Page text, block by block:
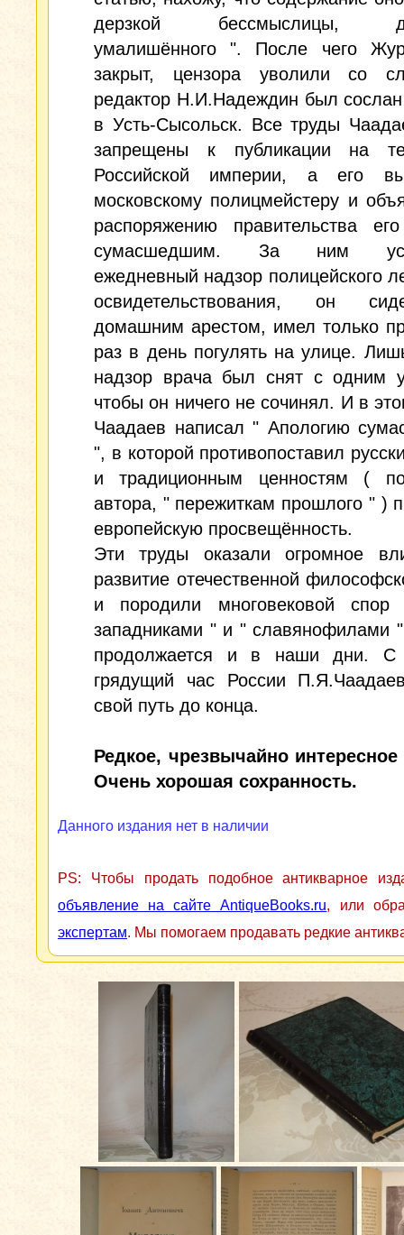
дерзкой бессмыслицы,
умалишённого ". После чего
закрыт, цензора уволили со
редактор Н.И.Надеждин был
в Усть-Сысольск. Все труды
запрещены к публикации на
Российской империи, а его
московскому полицмейстеру и
распоряжению правительства
сумасшедшим. За ним
ежедневный надзор полицейского
освидетельствования, он
домашним арестом, имел только
раз в день погулять на улице.
надзор врача был снят с одним
чтобы он ничего не сочинял. И в
Чаадаев написал " Апологию
", в которой противопоставил
и традиционным ценностям (
автора, " пережиткам прошлого " )
европейскую просвещённость.
Эти труды оказали огромное
развитие отечественной
и породили многовековой
западниками " и " славянофилами
продолжается и в наши дни. С
грядущий час России
свой путь до конца.
Редкое, чрезвычайно интересное
Очень хорошая сохранность.
Данного издания нет в наличии
PS: Чтобы продать подобное антикварное
объявление на сайте AntiqueBooks.ru, или
экспертам. Мы помогаем продавать редкие